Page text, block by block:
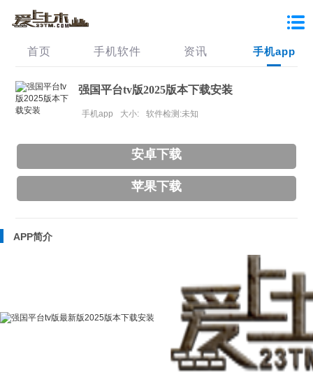
首页 手机软件 资讯 手机app
强国平台tv版2025版本下载安装
手机app 大小: 软件检测:未知
安卓下载
苹果下载
APP简介